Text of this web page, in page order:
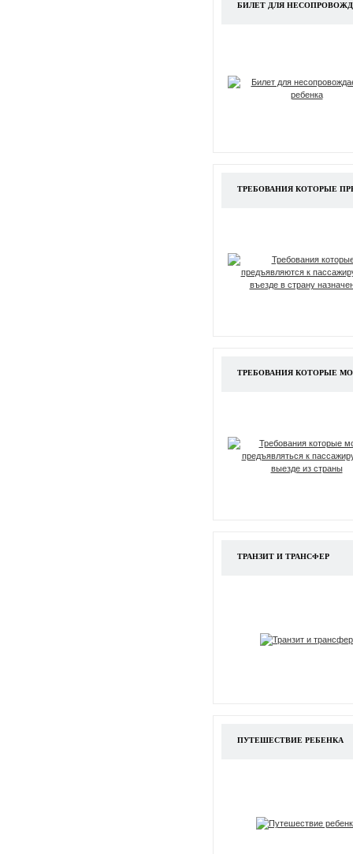
БИЛЕТ ДЛЯ
ТРЕБОВАНИЯ КОТОРЫЕ
ТРЕБОВАНИЯ КОТОРЫЕ
ТРАНЗИТ И ТРАНСФЕР
ПУТЕШЕСТВИЕ РЕБЕНКА